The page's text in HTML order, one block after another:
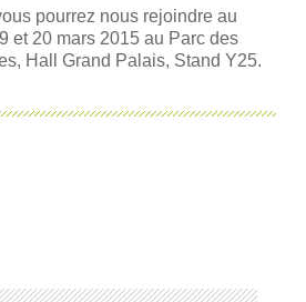
pourrez nous rejoindre au
et 20 mars 2015 au Parc des
Hall Grand Palais, Stand Y25.